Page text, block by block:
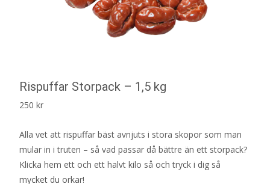
Rispuffar Storpack – 1,5 kg
250 kr
Alla vet att rispuffar bäst avnjuts i stora skopor som man
mular in i truten – så vad passar då bättre än ett storpack?
Klicka hem ett och ett halvt kilo så och tryck i dig så
mycket du orkar!